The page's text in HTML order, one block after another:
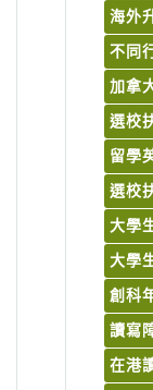
海外
不同
加拿
選校
留學
選校
大學
大學
創科
讀寫
在港